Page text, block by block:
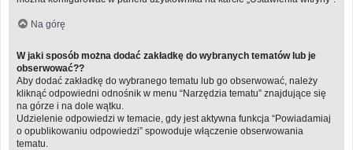
Na górę
W jaki sposób można dodać zakładkę do wybranych tematów lub je
obserwować??
Aby dodać zakładkę do wybranego tematu lub go obserwować, należy
kliknąć odpowiedni odnośnik w menu “Narzędzia tematu” znajdujące się
na górze i na dole wątku.
Udzielenie odpowiedzi w temacie, gdy jest aktywna funkcja “Powiadamiaj
o opublikowaniu odpowiedzi” spowoduje włączenie obserwowania
tematu.